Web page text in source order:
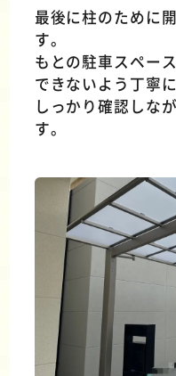
最後に柱のために
す。
もとの駐車スペー
できないよう丁寧
しっかり確認しな
す。